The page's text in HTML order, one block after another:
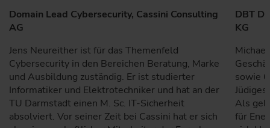
Domain Lead Cybersecurity, Cassini Consulting
AG
Jens Neureither ist für das Themenfeld
Cybersecurity in den Bereichen Beratung, Marke
und Ausbildung zuständig. Er ist studierter
Informatiker und Elektrotechniker und hat an der
TU Darmstadt einen M. Sc. IT-Sicherheit
absolviert. Vor seiner Zeit bei Cassini hat er sich
DBT
KG
sowie
Als
für